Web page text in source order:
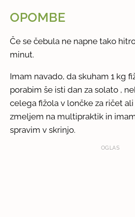
OPOMBE
Če se čebula ne napne tako
minut.
Imam navado, da skuham 1 kg
porabim še isti dan za solato ,
celega fižola v lončke za ričet ali
zmeljem na multipraktik in
spravim v skrinjo.
OGLAS